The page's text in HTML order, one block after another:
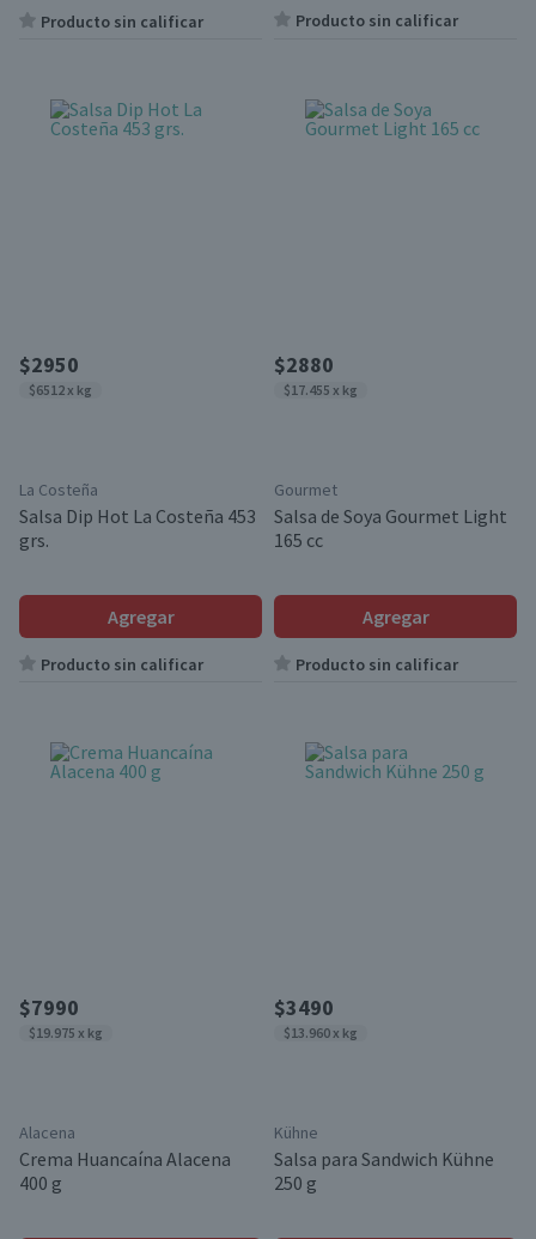
Producto sin calificar Producto sin calificar
$2950
$6512 x kg
La Costeña
Salsa Dip Hot La Costeña 453
grs.
Agregar
Producto sin calificar
$2880
$17.455 x kg
Gourmet
Salsa de Soya Gourmet Light
165 cc
Agregar
Producto sin calificar
$7990
$19.975 x kg
Alacena
Crema Huancaína Alacena
400 g
$3490
$13.960 x kg
Kühne
Salsa para Sandwich Kühne
250 g